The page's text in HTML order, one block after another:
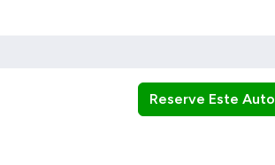
Reserve Este Auto